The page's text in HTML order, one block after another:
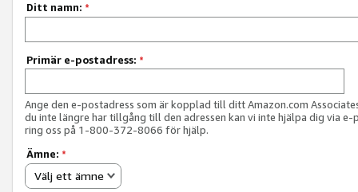
Ditt namn: *
Primär e-postadress: *
Ange den e-postadress som är kopplad till ditt Amazon.com
du inte längre har tillgång till den adressen kan vi inte hjälpa dig via e-
ring oss på 1-800-372-8066 för hjälp.
Ämne: *
Välj ett ämne